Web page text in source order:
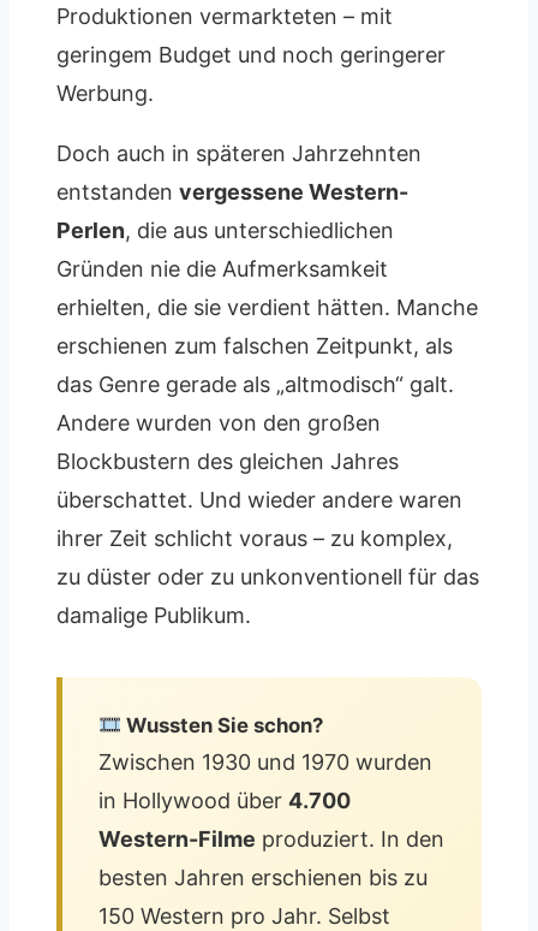
Produktionen vermarkteten – mit
geringem Budget und noch geringerer
Werbung.
Doch auch in späteren Jahrzehnten
entstanden vergessene Western-
Perlen, die aus unterschiedlichen
Gründen nie die Aufmerksamkeit
erhielten, die sie verdient hätten. Manche
erschienen zum falschen Zeitpunkt, als
das Genre gerade als „altmodisch“ galt.
Andere wurden von den großen
Blockbustern des gleichen Jahres
überschattet. Und wieder andere waren
ihrer Zeit schlicht voraus – zu komplex,
zu düster oder zu unkonventionell für das
damalige Publikum.
Wussten Sie schon?
Zwischen 1930 und 1970 wurden
in Hollywood über 4.700
Western-Filme produziert. In den
besten Jahren erschienen bis zu
150 Western pro Jahr. Selbst